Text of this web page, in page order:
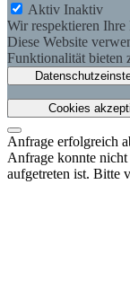
Aktiv Inaktiv
Wir respektieren Ihre
Diese Website
Funktionalität bieten
Cookies
Anfrage erfolgreich
Anfrage konnte
aufgetreten ist. Bitte